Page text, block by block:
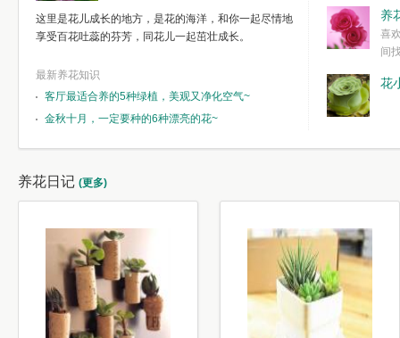
这里是花儿成长的地方，是花的海洋，和你一起尽情地
享受百花吐蕊的芬芳，同花儿一起茁壮成长。
最新养花知识
客厅最适合养的5种绿植，美观又净化空气~
金秋十月，一定要种的6种漂亮的花~
简单愉快的心
我们自己复杂
养
喜
间
花
养花日记 (更多)